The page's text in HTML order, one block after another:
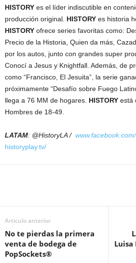
HISTORY es el líder indiscutible en
producción original. HISTORY es historia
HISTORY ofrece series favoritas como:
Precio de la Historia, Quien da más,
por los autos, junto con grandes super
Conocí a Jesus y Knightfall. Además, de
como “Francisco, El Jesuita”, la serie
próximamente “Desafío sobre Fuego
llega a 76 MM de hogares. HISTORY está
Hombres de 18-49.
LATAM: @HistoryLA /
historyplay.tv/
Artículo anterior
No te pierdas la primera
venta de bodega de
PopSockets®
Luisa